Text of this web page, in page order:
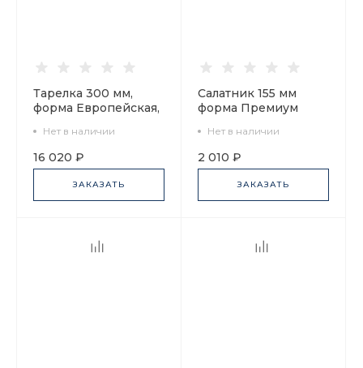
Тарелка 300 мм,
форма Европейская,
сад. День, арт.
80.40900.00.1
Нет в наличии
16 020 ₽
ЗАКАЗАТЬ
Салатник 155 мм
форма Премиум
80.06320.00.1
Нет в наличии
2 010 ₽
ЗАКАЗАТЬ